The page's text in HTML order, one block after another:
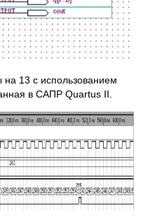
13 с использованием
в САПР Quartus II.